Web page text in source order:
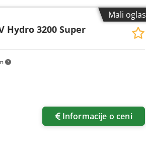
Mali oglas
Hydro 3200 Super
Informacije o ceni